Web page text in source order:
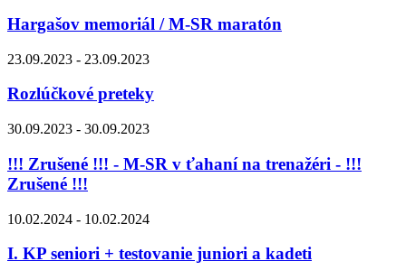
Hargašov memoriál / M-SR maratón
23.09.2023 - 23.09.2023
Rozlúčkové preteky
30.09.2023 - 30.09.2023
!!! Zrušené !!! - M-SR v ťahaní na trenažéri - !!!
Zrušené !!!
10.02.2024 - 10.02.2024
I. KP seniori + testovanie juniori a kadeti